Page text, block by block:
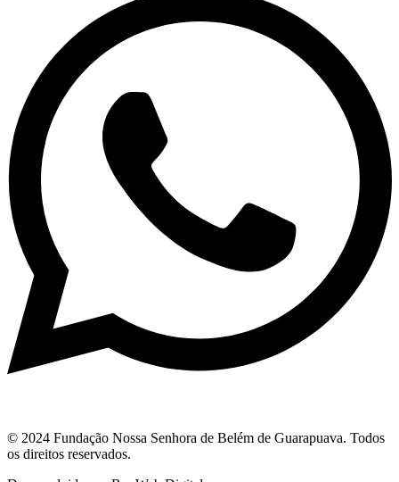
© 2024 Fundação Nossa Senhora de Belém de Guarapuava. Todos
os direitos reservados.